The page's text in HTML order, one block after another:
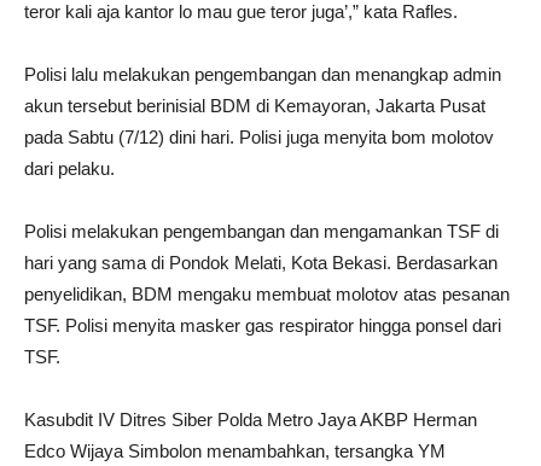
teror kali aja kantor lo mau gue teror juga’,” kata Rafles.
Polisi lalu melakukan pengembangan dan menangkap admin
akun tersebut berinisial BDM di Kemayoran, Jakarta Pusat
pada Sabtu (7/12) dini hari. Polisi juga menyita bom molotov
dari pelaku.
Polisi melakukan pengembangan dan mengamankan TSF di
hari yang sama di Pondok Melati, Kota Bekasi. Berdasarkan
penyelidikan, BDM mengaku membuat molotov atas pesanan
TSF. Polisi menyita masker gas respirator hingga ponsel dari
TSF.
Kasubdit IV Ditres Siber Polda Metro Jaya AKBP Herman
Edco Wijaya Simbolon menambahkan, tersangka YM